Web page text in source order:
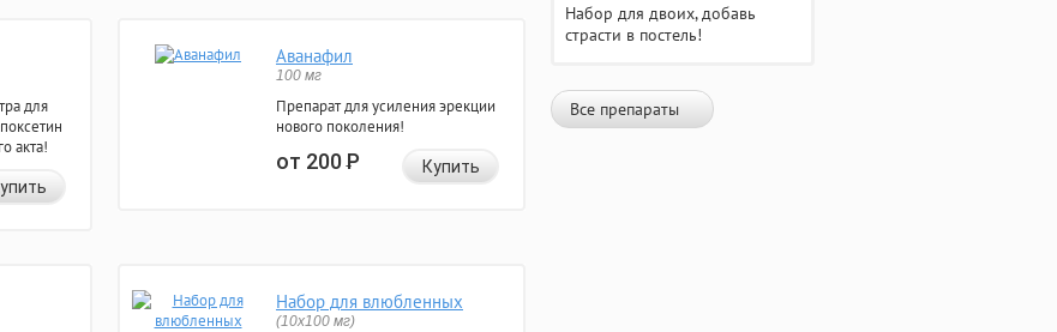
для
акта!
Аванафил
100 мг
Препарат для усиления эрекции
нового поколения!
от 200Р Купить
Набор для влюбленных
(10х100 мг)
Набор для двоих, добавь
страсти в постель!
Все препараты